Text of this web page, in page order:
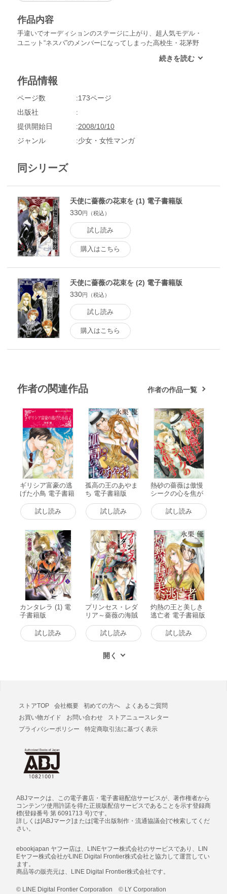
作品内容
手違いでオーディションのステージに上がり、超人気モデル・
ユニット“ネスパ”のメンバーになってしまった高校生・花茅野
メンバーたちによって危ういところで救われた。世を“マリ
る世の数奇な運命とは――!?
作品情報
ページ数
173ページ
出版社
提供開始日
2008/10/10
ジャンル
少女・女性マンガ
同シリーズ
天使に薔薇の花束を (1) 電子書籍版
330円（税込）
試し読み
購入はこちら
天使に薔薇の花束を (2) 電子書籍版
330円（税込）
試し読み
購入はこちら
作者の関連作品 作者の作品一覧
ギリシア富豪の逃
げた小鳥 電子書籍
試し読み
孤高の王のあやま
ち 電子書籍版
試し読み
熱砂の薔薇は傲慢
シークの心を焦が
す【新装版】 電子
書籍版試し読み
カンタレラ (1) 電
子書籍版
試し読み
プリンセス・レダ
リア～薔薇の海賊
～ (1) 電子書籍版
試し読み
灼熱の王と美しき
逃亡者 電子書籍版
試し読み
ストアTOP 会社概要 初めての方へ
よくあるご質問
お買い物ガイド
お問い合わせ
ストアニュースレター
プライバシーポリシー
特定商取引法に基づく表示
ABJマークは、この電子書店・電子書籍配信サービスが、著作権者から
コンテンツ使用許諾を得た正規版配信サービスであることを示す登録商
標(登録番号 第 6091713 号)です。
詳しくは[ABJマーク]または[電子出版制作・流通協議会]で検索してくだ
さい。
ebookjapan ヤフー店は、LINEヤフー株式会社のサービスであり、LIN
Eヤフー株式会社がLINE Digital Frontier株式会社と協力して運営してい
ます。
商品等の販売元は、LINE Digital Frontier株式会社です。
© LINE Digital Frontier Corporation © LY Corporation